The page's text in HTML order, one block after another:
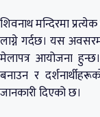
शिवनाथ मन्दिरमा
लाग्ने गर्दछ। यस
मेलापत्र आयोजना
बनाउन र
जानकारी दिएको छ।